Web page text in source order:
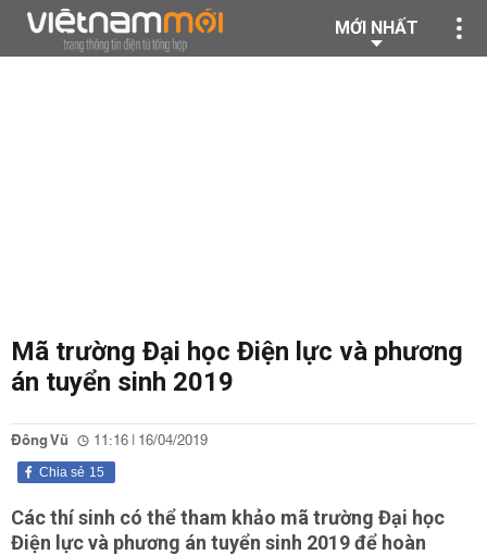
MỚI NHẤT
Mã trường Đại học Điện lực và phương
án tuyển sinh 2019
Đông Vũ 11:16 | 16/04/2019
15
Chia sẻ
Các thí sinh có thể tham khảo mã trường Đại học
Điện lực và phương án tuyển sinh 2019 để hoàn